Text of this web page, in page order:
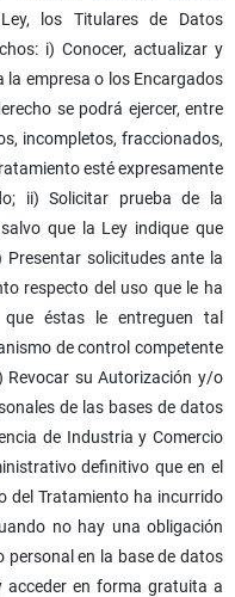
los Titulares de Datos
i) Conocer, actualizar y
la empresa o los Encargados
se podrá ejercer, entre
incompletos, fraccionados,
esté expresamente
ii) Solicitar prueba de la
que la Ley indique que
solicitudes ante la
respecto del uso que le ha
éstas le entreguen tal
de control competente
Revocar su Autorización y/o
de las bases de datos
de Industria y Comercio
definitivo que en el
del Tratamiento ha incurrido
no hay una obligación
personal en la base de datos
acceder en forma gratuita a